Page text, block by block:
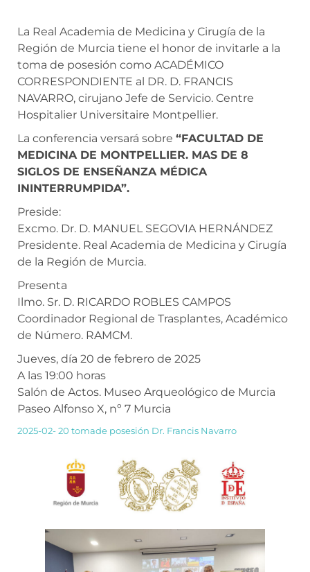
La Real Academia de Medicina y Cirugía de la
Región de Murcia tiene el honor de invitarle a la
toma de posesión como ACADÉMICO
CORRESPONDIENTE al DR. D. FRANCIS
NAVARRO, cirujano Jefe de Servicio. Centre
Hospitalier Universitaire Montpellier.
La conferencia versará sobre “FACULTAD DE
MEDICINA DE MONTPELLIER. MAS DE 8
SIGLOS DE ENSEÑANZA MÉDICA
ININTERRUMPIDA”.
Preside:
Excmo. Dr. D. MANUEL SEGOVIA HERNÁNDEZ
Presidente. Real Academia de Medicina y Cirugía
de la Región de Murcia.
Presenta
Ilmo. Sr. D. RICARDO ROBLES CAMPOS
Coordinador Regional de Trasplantes, Académico
de Número. RAMCM.
Jueves, día 20 de febrero de 2025
A las 19:00 horas
Salón de Actos. Museo Arqueológico de Murcia
Paseo Alfonso X, nº 7 Murcia
2025-02- 20 tomade posesión Dr. Francis Navarro